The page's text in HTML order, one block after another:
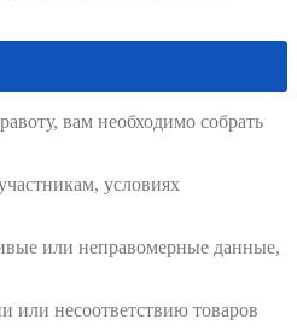
вам необходимо собрать
условиях
или неправомерные данные,
или несоответствию товаров